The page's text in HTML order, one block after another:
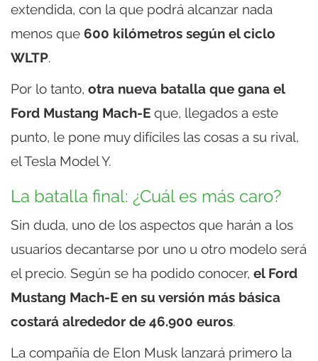
extendida, con la que podrá alcanzar nada
menos que 600 kilómetros según el ciclo
WLTP.
Por lo tanto, otra nueva batalla que gana el
Ford Mustang Mach-E que, llegados a este
punto, le pone muy difíciles las cosas a su rival,
el Tesla Model Y.
La batalla final: ¿Cuál es más caro?
Sin duda, uno de los aspectos que harán a los
usuarios decantarse por uno u otro modelo será
el precio. Según se ha podido conocer, el Ford
Mustang Mach-E en su versión más básica
costará alrededor de 46.900 euros.
La compañía de Elon Musk lanzará primero la